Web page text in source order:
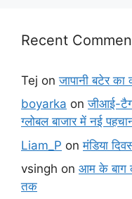
Recent
Tej onजापानी बटेर
boyarka onजीआई-
ग्लोबल बाजार में नई
Liam_P onमंडिया
vsingh on आम के बाग
तक